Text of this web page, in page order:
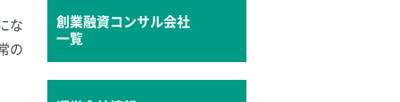
な
の
創業融資コンサル会社
一覧